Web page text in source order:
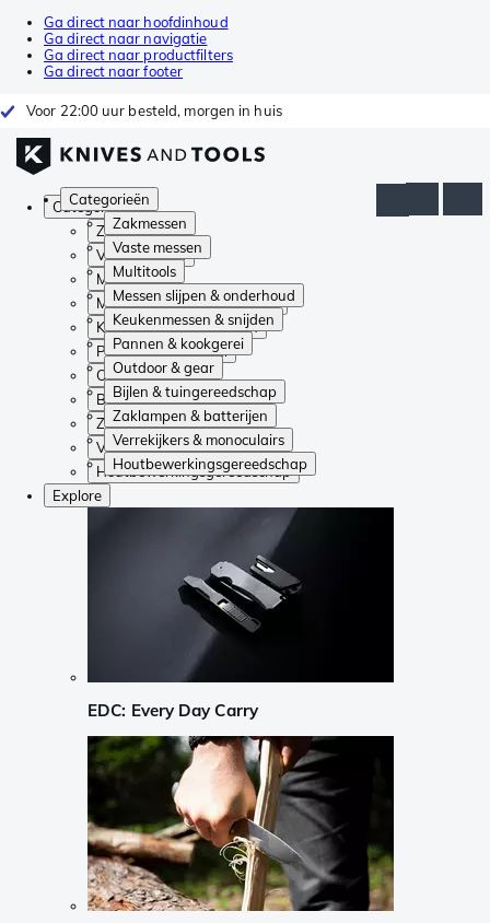
Ga direct naar hoofdinhoud
Ga direct naar navigatie
Ga direct naar productfilters
Ga direct naar footer
Voor 22:00 uur besteld, morgen in huis
Categorieën
Zakmessen
Vaste messen
Multitools
Messen slijpen & onderhoud
Keukenmessen & snijden
Pannen & kookgerei
Outdoor & gear
Bijlen & tuingereedschap
Zaklampen & batterijen
Verrekijkers & monoculairs
Houtbewerkingsgereedschap
Categorieën
Zakmessen
Vaste messen
Multitools
Messen slijpen & onderhoud
Keukenmessen & snijden
Pannen & kookgerei
Outdoor & gear
Bijlen & tuingereedschap
Zaklampen & batterijen
Verrekijkers & monoculairs
Houtbewerkingsgereedschap
Explore
EDC: Every Day Carry